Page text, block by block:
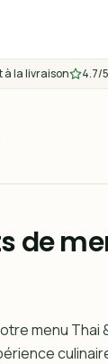
à la livraison 4.7/
de
menu Thai